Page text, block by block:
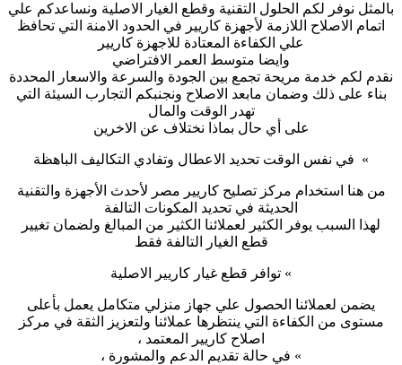
بالمثل نوفر لكم الحلول التقنية وقطع الغيار الاصلية ونساعدكم علي
اتمام الاصلاح اللازمة لأجهزة كاريير في الحدود الامنة التي تحافظ
علي الكفاءة المعتادة للاجهزة كاريير
وايضا متوسط العمر الافتراضي
نقدم لكم خدمة مريحة تجمع بين الجودة والسرعة والاسعار المحددة
بناء على ذلك وضمان مابعد الاصلاح ونجنبكم التجارب السيئة التي
تهدر الوقت والمال
على أي حال بماذا نختلاف عن الاخرين
» في نفس الوقت تحديد الاعطال وتفادي التكاليف الباهظة
من هنا استخدام مركز تصليح كاريير مصر لأحدث الأجهزة والتقنية
الحديثة في تحديد المكونات التالفة
لهذا السبب يوفر الكثير لعملائنا الكثير من المبالغ ولضمان تغيير
قطع الغيار التالفة فقط
» توافر قطع غيار كاريير الاصلية
يضمن لعملائنا الحصول علي جهاز منزلي متكامل يعمل بأعلى
مستوى من الكفاءة التي ينتظرها عملائنا ولتعزيز الثقة في مركز
اصلاح كاريير المعتمد ،
» في حالة تقديم الدعم والمشورة ،